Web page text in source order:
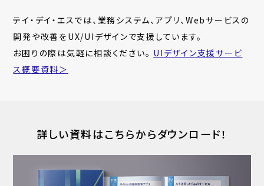
テイ・デイ・エスでは、業務システム、アプリ、Webサービスの
開発や改善をUX/UIデザインで支援しています。
お困りの際は気軽に相談ください。 UIデザイン支援サービ
ス概要資料＞
詳しい資料はこちらからダウンロード！